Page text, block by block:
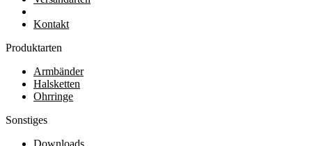
Kontakt
Produktarten
Armbänder
Halsketten
Ohrringe
Sonstiges
Downloads